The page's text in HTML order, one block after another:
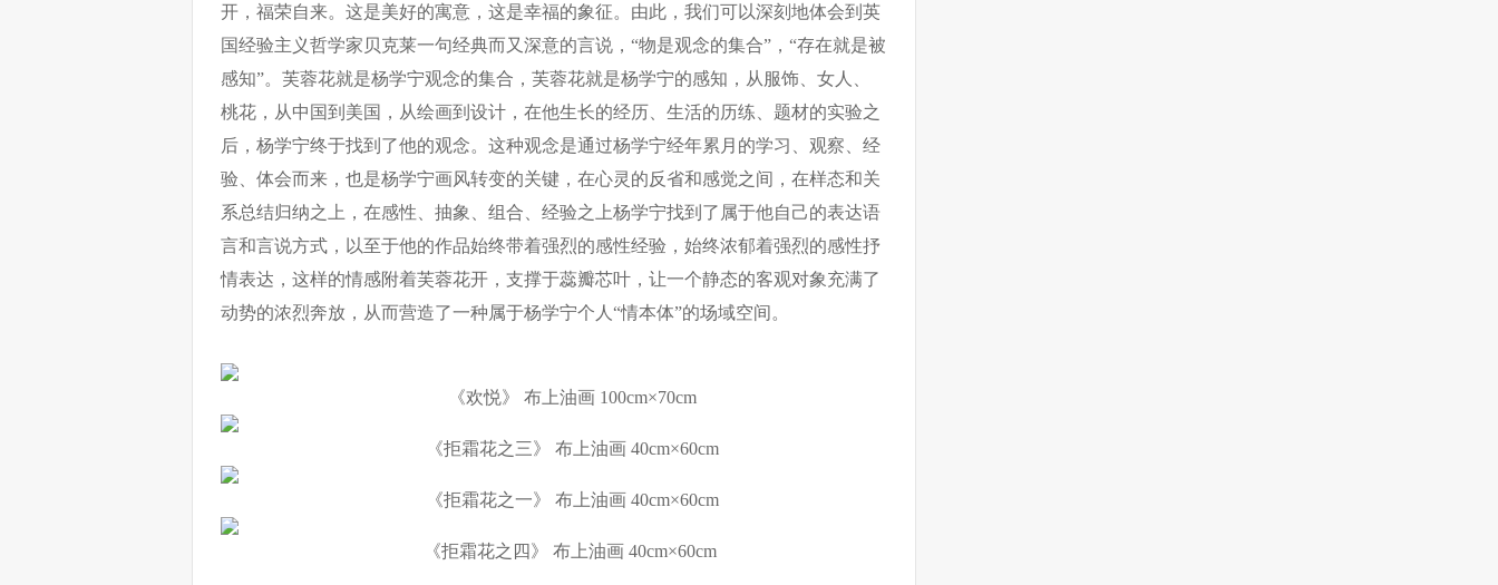
开，福荣自来。这是美好的寓意，这是幸福的象征。由此，我们可以深刻地体会到英
国经验主义哲学家贝克莱一句经典而又深意的言说，“物是观念的集合”，“存在就是被
感知”。芙蓉花就是杨学宁观念的集合，芙蓉花就是杨学宁的感知，从服饰、女人、
桃花，从中国到美国，从绘画到设计，在他生长的经历、生活的历练、题材的实验之
后，杨学宁终于找到了他的观念。这种观念是通过杨学宁经年累月的学习、观察、经
验、体会而来，也是杨学宁画风转变的关键，在心灵的反省和感觉之间，在样态和关
系总结归纳之上，在感性、抽象、组合、经验之上杨学宁找到了属于他自己的表达语
言和言说方式，以至于他的作品始终带着强烈的感性经验，始终浓郁着强烈的感性抒
情表达，这样的情感附着芙蓉花开，支撑于蕊瓣芯叶，让一个静态的客观对象充满了
动势的浓烈奔放，从而营造了一种属于杨学宁个人“情本体”的场域空间。
《欢悦》 布上油画 100cm×70cm
《拒霜花之三》 布上油画 40cm×60cm
《拒霜花之一》 布上油画 40cm×60cm
《拒霜花之四》 布上油画 40cm×60cm